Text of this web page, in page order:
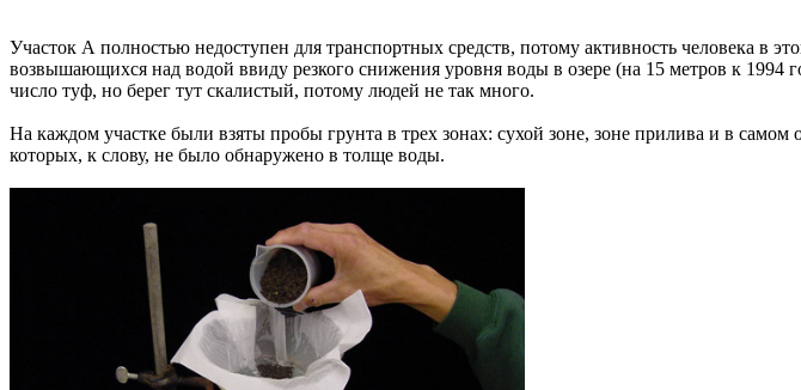
Участок А полностью недоступен для транспортных средств, потому активность человека
возвышающихся над водой ввиду резкого снижения уровня воды в озере (на 15 метров к 1994
число туф, но берег тут скалистый, потому людей не так много.
На каждом участке были взяты пробы грунта в трех зонах: сухой зоне, зоне прилива и в
которых, к слову, не было обнаружено в толще воды.